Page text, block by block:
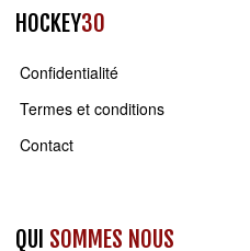
HOCKEY30
Confidentialité
Termes et conditions
Contact
QUI SOMMES NOUS